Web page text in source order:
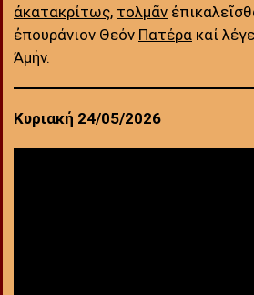
ἀκατακρίτως, τολμᾶν
ἐπουράνιον Θεόν Πατέρα καί
Ἀμήν.
Κυριακή 24/05/2026